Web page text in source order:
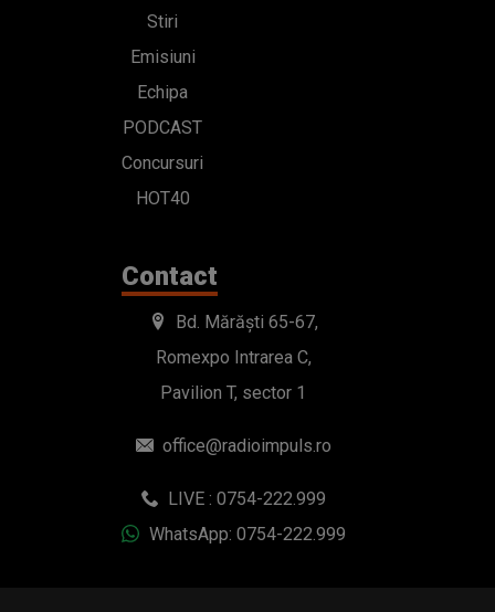
Stiri
Emisiuni
Echipa
PODCAST
Concursuri
HOT40
Contact
Bd. Mărăști 65-67,
Romexpo Intrarea C,
Pavilion T, sector 1
office@radioimpuls.ro
LIVE : 0754-222.999
WhatsApp: 0754-222.999